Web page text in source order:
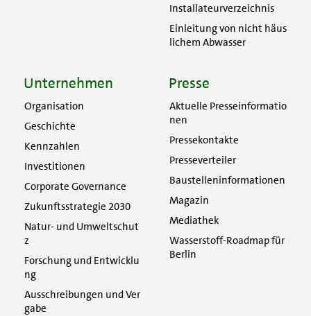
Installateurverzeichnis
Einleitung von nicht häus
lichem Abwasser
Unternehmen
Organisation
Geschichte
Kennzahlen
Investitionen
Corporate Governance
Zukunftsstrategie 2030
Natur- und Umweltschut
z
Forschung und Entwicklu
ng
Ausschreibungen und Ver
gabe
Presse
Aktuelle Presseinformatio
nen
Pressekontakte
Presseverteiler
Baustelleninformationen
Magazin
Mediathek
Wasserstoff-Roadmap für
Berlin